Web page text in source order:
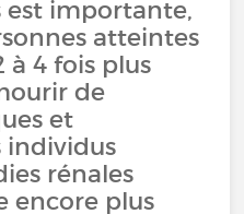
est importante,
atteintes
à 4 fois plus
de
et
individus
rénales
encore plus